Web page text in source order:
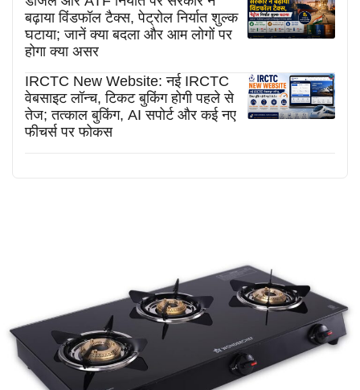
बढ़ाया विंडफॉल टैक्स, पेट्रोल निर्यात शुल्क
घटाया; जानें क्या बदला और आम लोगों पर
होगा क्या असर
IRCTC New Website: नई IRCTC
वेबसाइट लॉन्च, टिकट बुकिंग होगी पहले से
तेज; तत्काल बुकिंग, AI सपोर्ट और कई नए
फीचर्स पर फोकस